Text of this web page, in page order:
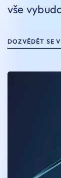
vše
DOZVĚDĚT SE